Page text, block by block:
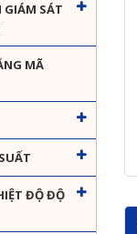
GIÁM SÁT
MÃ
ĐỘ ĐỘ